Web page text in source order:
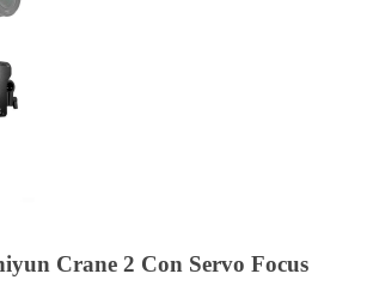
Crane 2 Con Servo Focus